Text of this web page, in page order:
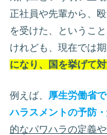
正社員や先輩から、
を受けた、ということ
けれども、現在では
になり、国を挙げて
例えば、 厚生労働省
ハラスメントの予防
的なパワハラの定義